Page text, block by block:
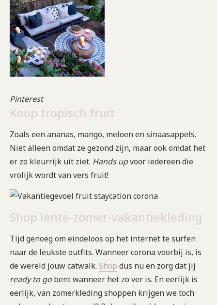
Pinterest
Koop tropisch fruit
Zoals een ananas, mango, meloen en sinaasappels.
Niet alleen omdat ze gezond zijn, maar ook omdat het
er zo kleurrijk uit ziet. Hands upvoor iedereen die
vrolijk wordt van vers fruit!
Shop lente-zomer-vakantiekleding
Tijd genoeg om eindeloos op het internet te surfen
naar de leukste outfits. Wanneer corona voorbij is, is
de wereld jouw catwalk. Shop dus nu en zorg dat jij
ready to go bent wanneer het zo ver is. En eerlijk is
eerlijk, van zomerkleding shoppen krijgen we toch